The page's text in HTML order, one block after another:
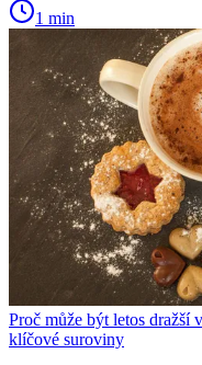
1 min
Proč může být letos dražší
klíčové suroviny